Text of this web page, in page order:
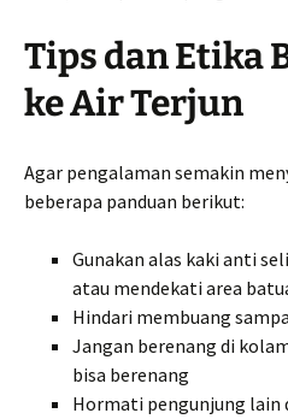
Tips dan Etika
ke Air Terjun
Agar pengalaman semakin
beberapa panduan berikut:
Gunakan alas kaki anti
atau mendekati area
Hindari membuang
Jangan berenang di
bisa berenang
Hormati pengunjung lain